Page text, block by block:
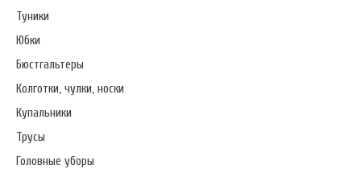
Туники
Юбки
Бюстгальтеры
Колготки, чулки, носки
Купальники
Трусы
Головные уборы